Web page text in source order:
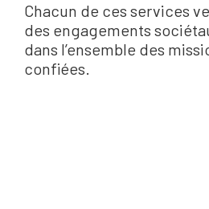
Chacun de ces services
des engagements
dans l’ensemble des
confiées.